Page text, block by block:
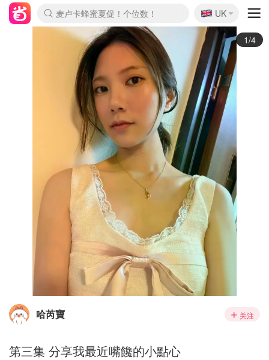
麦卢卡蜂蜜夏促！个位数！
Prada/Miu 4.8折！
啥？必胜客披萨5折！
🇬🇧
UK
2/4
哈芮寶 关注
第三集 分享我最近嘴饞的小點心